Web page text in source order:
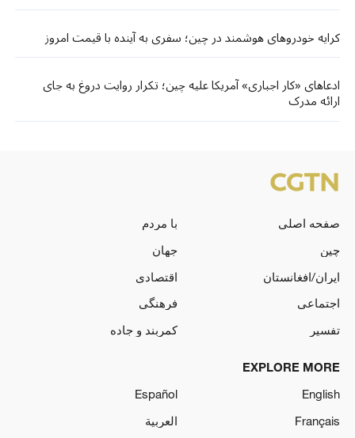
کرایه خودروهای هوشمند در چین؛ سفری به آینده با قیمت امروز
ادعاهای «کار اجباری» آمریکا علیه چین؛ تکرار روایت دروغ به جای
ارائه مدرک
صفحه اصلی
با مردم
چین
جهان
ایران/افغانستان
اقتصادی
اجتماعی
فرهنگی
تفسیر
کمربند و جاده
EXPLORE MORE
English
Español
Français
العربية